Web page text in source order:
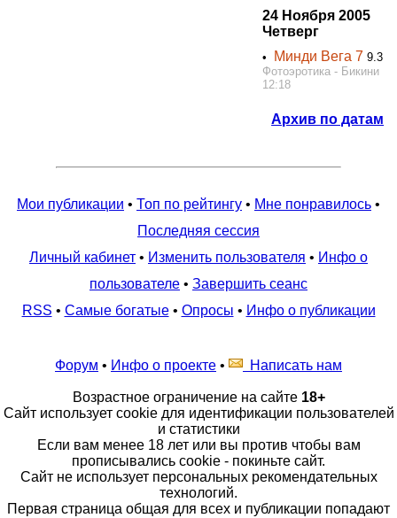
24 Ноября 2005
Четверг
• Минди Вега 7 9.3
Фотоэротика - Бикини
12:18
Архив по датам
Мои публикации • Топ по рейтингу • Мне понравилось •
Последняя сессия
Личный кабинет • Изменить пользователя • Инфо о
пользователе • Завершить сеанс
RSS • Самые богатые• Опросы • Инфо о публикации
Форум • Инфо о проекте • Написать нам
Возрастное ограничение на сайте 18+
Сайт использует cookie для идентификации пользователей
и статистики
Если вам менее 18 лет или вы против чтобы вам
прописывались cookie - покиньте сайт.
Сайт не использует персональных рекомендательных
технологий.
Первая страница общая для всех и публикации попадают